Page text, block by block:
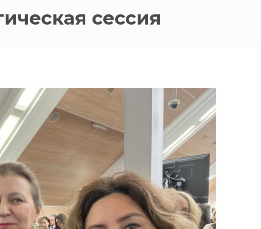
сессия